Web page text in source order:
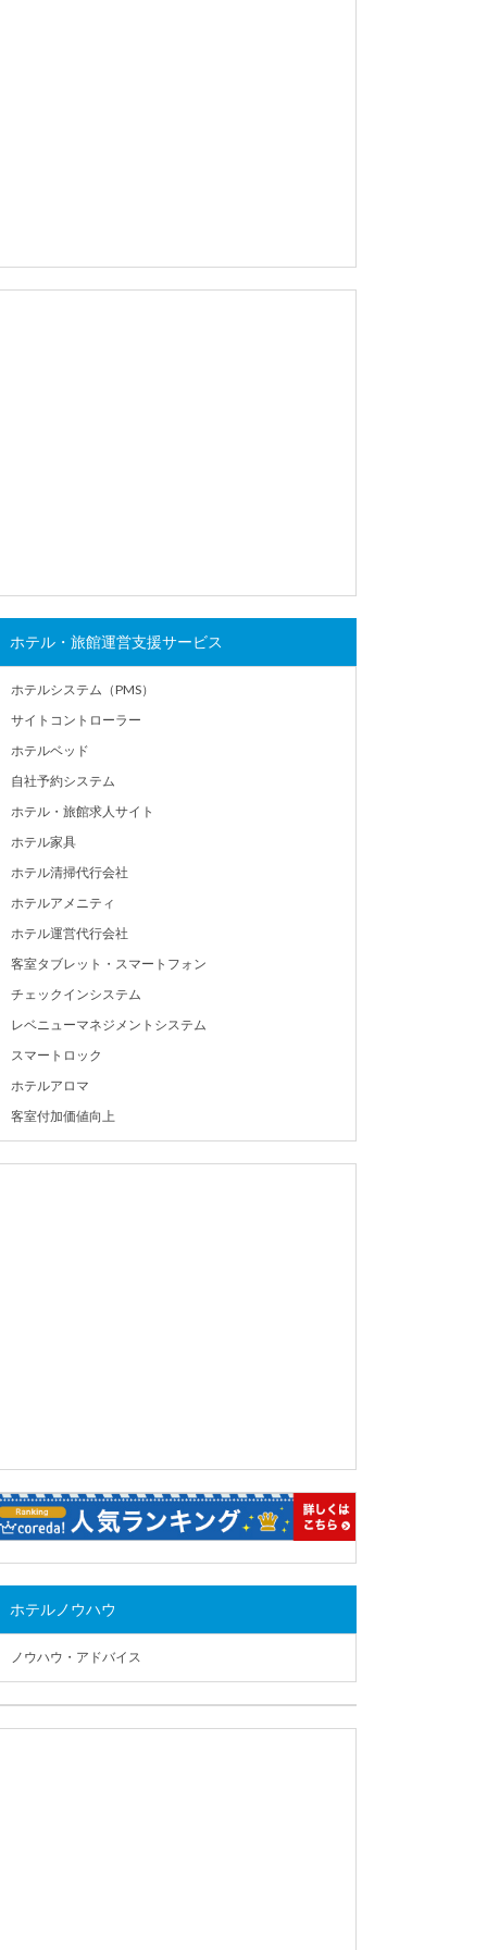
ホテル・旅館運営支援サービス
ホテルシステム（PMS）
サイトコントローラー
ホテルベッド
自社予約システム
ホテル・旅館求人サイト
ホテル家具
ホテル清掃代行会社
ホテルアメニティ
ホテル運営代行会社
客室タブレット・スマートフォン
チェックインシステム
レベニューマネジメントシステム
スマートロック
ホテルアロマ
客室付加価値向上
ホテルノウハウ
ノウハウ・アドバイス